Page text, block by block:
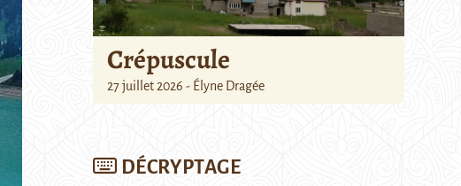
Crépuscule
27 juillet 2026 - Élyne Dragée
DÉCRYPTAGE